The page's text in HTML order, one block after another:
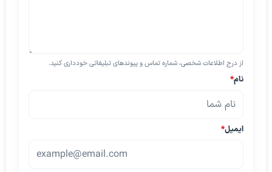
از درج اطلاعات شخصی، شماره تماس و پیوندهای تبلیغاتی خودداری کنید.
نام*
ایمیل*